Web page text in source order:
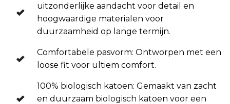
uitzonderlijke aandacht voor detail en
hoogwaardige materialen voor
duurzaamheid op lange termijn.
Comfortabele pasvorm: Ontworpen met een
loose fit voor ultiem comfort.
100% biologisch katoen: Gemaakt van zacht
en duurzaam biologisch katoen voor een